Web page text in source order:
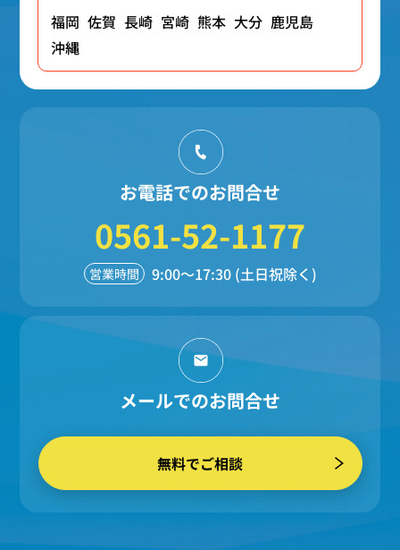
福岡 佐賀 長崎 宮崎 熊本 大分 鹿児島
沖縄
お電話でのお問合せ
0561-52-1177
営業時間 9:00～17:30 (土日祝除く)
メールでのお問合せ
無料でご相談